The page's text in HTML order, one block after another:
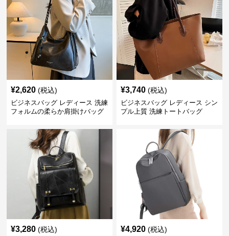
¥2,620 (税込)
ビジネスバッグ レディース 洗練
フォルムの柔らか肩掛けバッグ
¥3,740 (税込)
ビジネスバッグ レディース シン
プル上質 洗練トートバッグ
¥3,280 (税込) ¥4,920 (税込)